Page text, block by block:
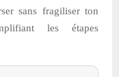
sans fragiliser ton
les étapes